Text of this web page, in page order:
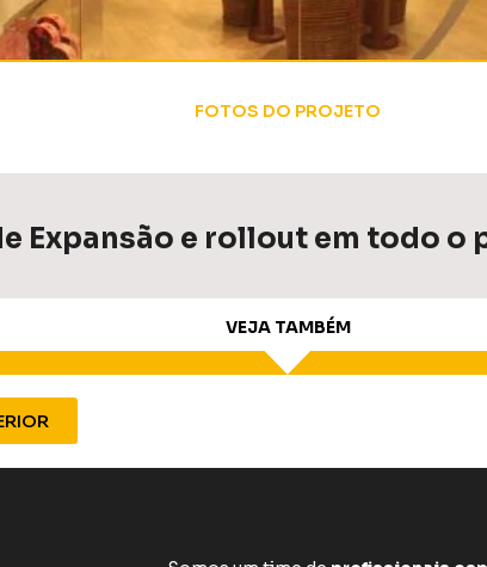
FOTOS DO PROJETO
Expansão e rollout em todo o
VEJA TAMBÉM